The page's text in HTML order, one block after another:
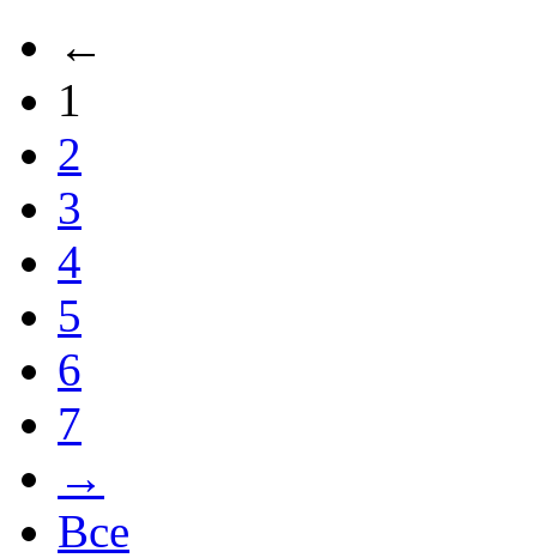
←
1
2
3
4
5
6
7
→
Все